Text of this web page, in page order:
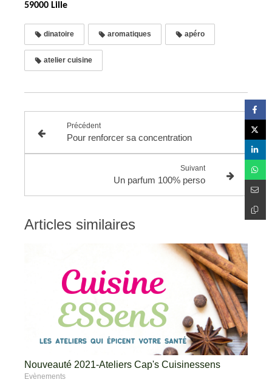
59000 Lille
dinatoire aromatiques apéro
atelier cuisine
Précédent
Pour renforcer sa concentration
Suivant
Un parfum 100% perso
Articles similaires
Nouveauté 2021-Ateliers Cap's Cuisinessens
Evènements